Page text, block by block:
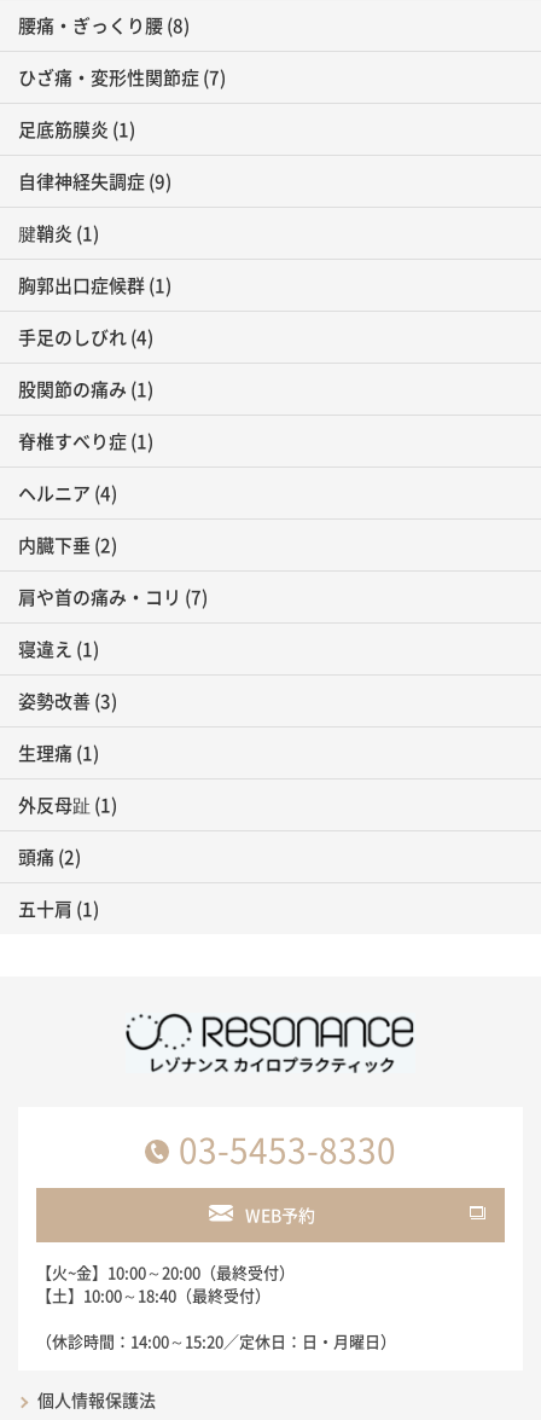
腰痛・ぎっくり腰(8)
ひざ痛・変形性関節症(7)
足底筋膜炎 (1)
自律神経失調症(9)
腱鞘炎 (1)
胸郭出口症候群(1)
手足のしびれ(4)
股関節の痛み (1)
脊椎すべり症(1)
ヘルニア (4)
内臓下垂(2)
肩や首の痛み・コリ (7)
寝違え (1)
姿勢改善(3)
生理痛(1)
外反母趾 (1)
頭痛(2)
五十肩 (1)
03-5453-8330
WEB予約
【火~金】10:00～20:00（最終受付）
【土】10:00～18:40（最終受付）
（休診時間：14:00～15:20／定休日：日・月曜日）
個人情報保護法